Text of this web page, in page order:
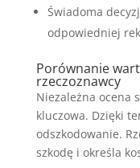
Świadoma
odpowiedniej
Porównanie
rzeczoznawcy
Niezależna ocena
kluczowa. Dzięki
odszkodowanie.
szkodę i określa